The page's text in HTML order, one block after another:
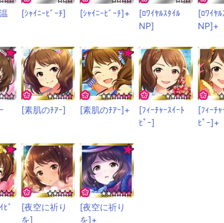
[ｼｬｲﾆｰﾋﾞｰﾁ] [ｼｬｲﾆｰﾋﾞｰﾁ]+
[ﾛﾜｲﾔﾙｽﾀｲﾙ
NP]
[ﾛﾜｲﾔﾙ
NP]+
[素肌のﾁｱｰ] [素肌のﾁｱｰ]+
[ﾌｨｰﾁｬｰｽｲｰﾄ
ﾋﾟｰ]
[ﾌｨｰﾁｬ
ﾋﾟｰ]+
ﾋﾞ
[夜空に祈り
を]
[夜空に祈り
を]+